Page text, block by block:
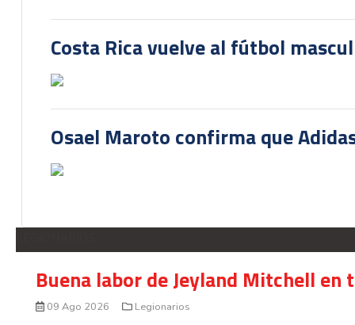
Costa Rica vuelve al fútbol
Osael Maroto confirma que
Buena labor de Jeyland Mitchell
09 Ago 2026 Legionarios